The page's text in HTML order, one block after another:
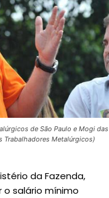
de São Paulo e Mogi das
Trabalhadores Metalúrgicos)
da Fazenda,
o salário mínimo